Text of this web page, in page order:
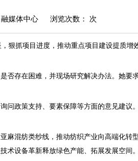
媒体中心 浏览次数： 次
狠抓项目进度，推动重点项目建设提质
存在困难，并现场研究解决办法。她要
政策支持、要素保障等方面的意见建议
混纺类纱线，推动纺织产业向高端化转
设备革新释放绿色产能、拓展发展空间